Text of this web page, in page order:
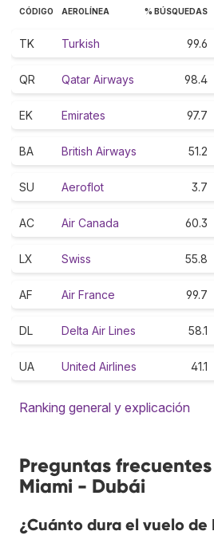
CÓDIGO AEROLÍNEA % BÚSQUEDAS
TK Turkish 99.6
QR Qatar Airways 98.4
EK Emirates 97.7
BA British Airways 51.2
SU Aeroflot 3.7
AC Air Canada 60.3
LX Swiss 55.8
AF Air France 99.7
DL Delta Air Lines 58.1
UA United Airlines 41.1
Ranking general y explicación
Preguntas
Miami - Dubái
¿Cuánto dura el vuelo de